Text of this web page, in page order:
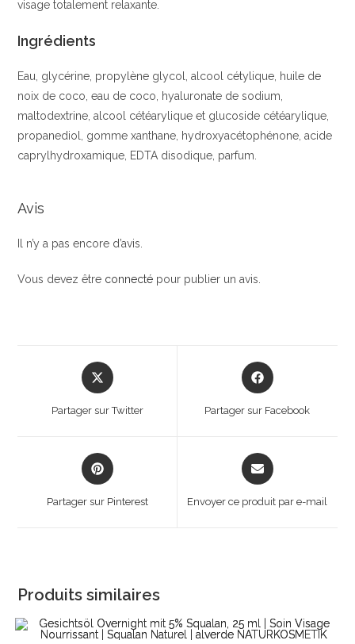
visage totalement relaxante.
Ingrédients
Eau, glycérine, propylène glycol, alcool cétylique, huile de
noix de coco, eau de coco, hyaluronate de sodium,
maltodextrine, alcool cétéarylique et glucoside cétéarylique,
propanediol, gomme xanthane, hydroxyacétophénone, acide
caprylhydroxamique, EDTA disodique, parfum.
Avis
Il n’y a pas encore d’avis.
Vous devez être connecté pour publier un avis.
Opens
in
new
Partager sur Twitter
Opens
in
Partager sur Facebook
Opens
in
Partager sur Pinterest
Opens
in
new
Envoyer ce produit par e-mail
Produits similaires